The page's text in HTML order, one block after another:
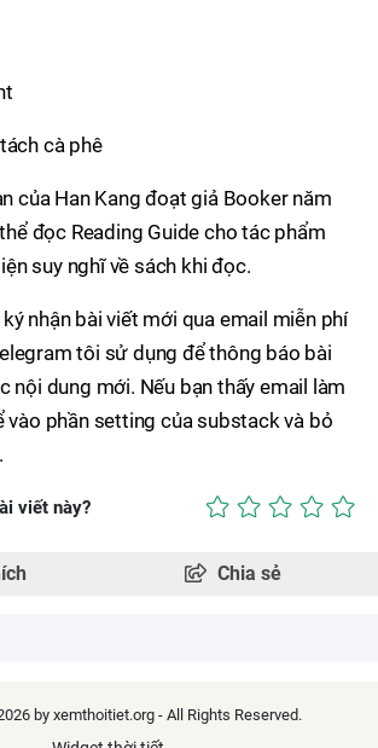
cà phê
của Han Kang đoạt giả Booker năm
đọc Reading Guide cho tác phẩm
suy nghĩ về sách khi đọc.
nhận bài viết mới qua email miễn phí
tôi sử dụng để thông báo bài
nội dung mới. Nếu bạn thấy email làm
vào phần setting của substack và bỏ
viết này?
Chia sẻ
by xemthoitiet.org - All Rights Reserved.